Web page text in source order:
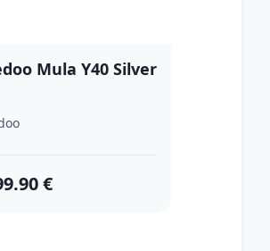
Mula Y40 Silver
€